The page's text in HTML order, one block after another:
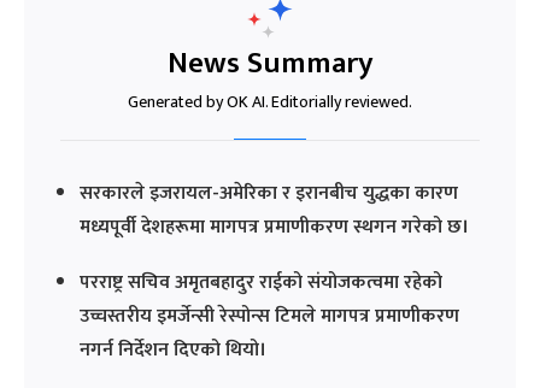
News Summary
Generated by OK AI. Editorially reviewed.
सरकारले इजरायल-अमेरिका र इरानबीच युद्धका कारण
मध्यपूर्वी देशहरूमा मागपत्र प्रमाणीकरण स्थगन गरेको छ।
परराष्ट्र सचिव अमृतबहादुर राईको संयोजकत्वमा रहेको
उच्चस्तरीय इमर्जेन्सी रेस्पोन्स टिमले मागपत्र प्रमाणीकरण
नगर्न निर्देशन दिएको थियो।